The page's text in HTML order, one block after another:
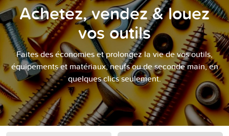
Achetez, vendez & louez
vos outils
Faites des économies et prolongez la vie de vos outils,
équipements et matériaux, neufs ou de seconde main, en
quelques clics seulement.